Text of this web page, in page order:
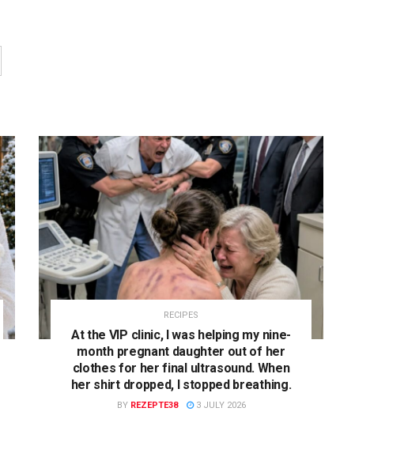
RECIPES
At the VIP clinic, I was helping my nine-
month pregnant daughter out of her
clothes for her final ultrasound. When
her shirt dropped, I stopped breathing.
BY REZEPTE38 3 JULY 2026